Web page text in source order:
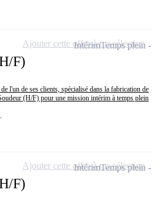
F)
l'un de ses clients, spécialisé dans la fabrication de
(H/F) pour une mission intérim à temps plein
IntérimTemps plein
Ajouter cette offre à ma sélection
F)
IntérimTemps plein
Ajouter cette offre à ma sélection